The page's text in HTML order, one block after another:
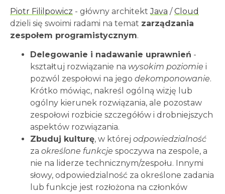
Piotr Fililpowicz - główny architektJava /Cloud
dzieli się swoimi radami na temat zarządzania
zespołem programistycznym.
Delegowanie i nadawanie uprawnień -
kształtuj rozwiązanie na wysokim poziomie i
pozwól zespołowi na jego dekomponowanie.
Krótko mówiąc, nakreśl ogólną wizję lub
ogólny kierunek rozwiązania, ale pozostaw
zespołowi rozbicie szczegółów i drobniejszych
aspektów rozwiązania.
Zbuduj kulturę, w której odpowiedzialność
za określone funkcje spoczywa na zespole, a
nie na liderze technicznym/zespołu. Innymi
słowy, odpowiedzialność za określone zadania
lub funkcje jest rozłożona na członków